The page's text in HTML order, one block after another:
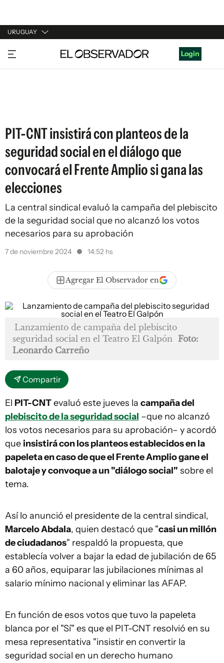
URUGUAY
URUGUAY
ARGENTINA
Login
PIT-CNT insistirá con planteos de la
seguridad social en el diálogo que
convocará el Frente Amplio si gana las
elecciones
La central sindical evaluó la campaña del plebiscito
de la seguridad social que no alcanzó los votos
necesarios para su aprobación
7 de noviembre 2024 14:52 hs
Agregar El Observador en
Lanzamiento de campaña del plebiscito
seguridad social en el Teatro El Galpón Foto:
Leonardo Carreño
Compartir
El PIT-CNTevaluó este jueves la campaña del
plebiscito de la seguridad social –que no alcanzó
los votos necesarios para su aprobación– y acordó
que insistirá con los planteos establecidos en la
papeleta en caso de que el Frente Amplio gane el
balotaje y convoque a un "diálogo social" sobre el
tema.
Así lo anunció el presidente de la central sindical,
Marcelo Abdala, quien destacó que "casi un millón
de ciudadanos" respaldó la propuesta, que
establecía volver a bajar la edad de jubilación de 65
a 60 años, equiparar las jubilaciones mínimas al
salario mínimo nacional y eliminar las AFAP.
En función de esos votos que tuvo la papeleta
blanca por el "Sí" es que el PIT-CNT resolvió en su
mesa representativa "insistir en convertir la
seguridad social en un derecho humano